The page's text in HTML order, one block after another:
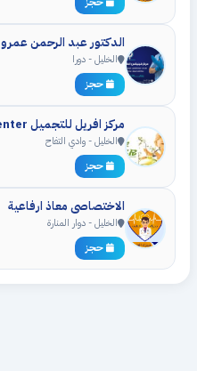
الدكتور عبد الرحمن عمرو
الخليل - دورا
حجز
مركز افريل للتجميل Avril Center
الخليل - وادي التفاح
حجز
الاختصاصي معاذ ارفاعية
الخليل - دوار المنارة
حجز